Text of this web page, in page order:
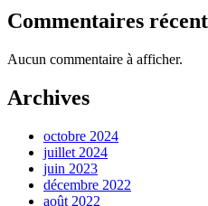
Commentaires
Aucun commentaire à afficher.
Archives
octobre 2024
juillet 2024
juin 2023
décembre 2022
août 2022